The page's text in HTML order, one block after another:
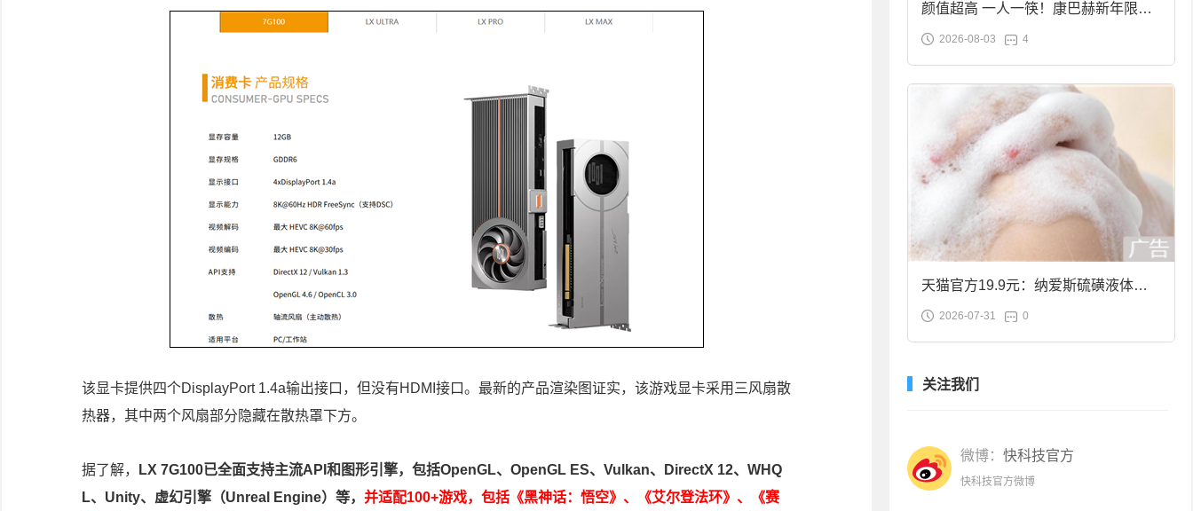
该显卡提供四个DisplayPort 1.4a输出接口，但没有HDMI接口。最新的产品渲染图证实，该游戏显卡采用三风扇散
热器，其中两个风扇部分隐藏在散热罩下方。
据了解，
LX 7G100已全面支持主流API和图形引擎，包括OpenGL、OpenGL ES、Vulkan、DirectX 12、WHQ
L、Unity、虚幻引擎（Unreal Engine）等， 并适配100+游戏，包括《黑神话：悟空》、《艾尔登法环》、《赛
颜值超高 一人一筷！康巴赫新年限定
合金筷子大促：19.9元
2026-08-03 4
天猫官方19.9元：纳爱斯硫磺液体香
皂2斤大促
2026-07-31 0
关注我们
微博： 快科技官方
快科技官方微博